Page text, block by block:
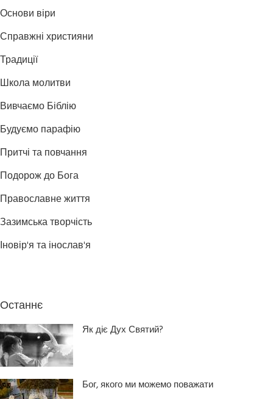
Основи віри
Справжні християни
Традиції
Школа молитви
Вивчаємо Біблію
Будуємо парафію
Притчі та повчання
Подорож до Бога
Православне життя
Зазимська творчість
Іновір'я та інослав'я
Останнє
Як діє Дух Святий?
Бог, якого ми можемо поважати